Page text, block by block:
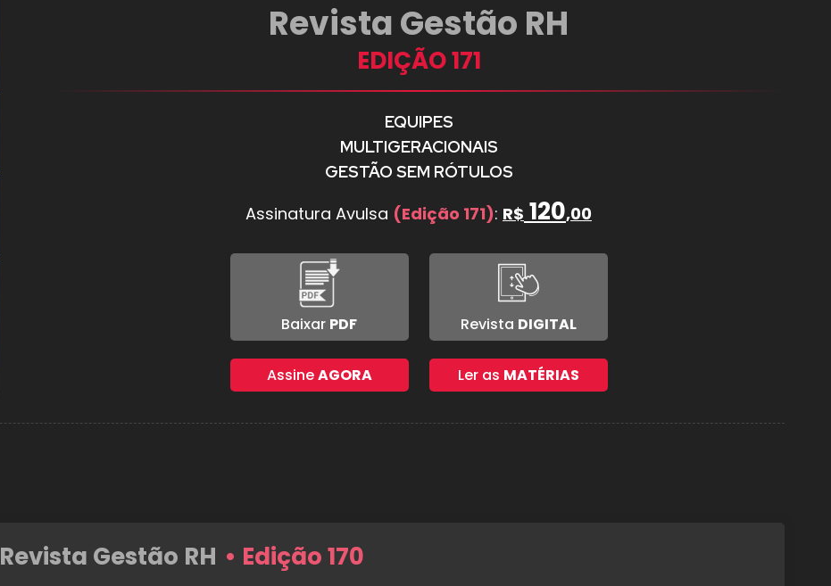
Revista Gestão RH
EDIÇÃO 171
EQUIPES
MULTIGERACIONAIS
GESTÃO SEM RÓTULOS
Assinatura Avulsa (Edição 171): R$ 120,00
Baixar PDF Revista DIGITAL
AssineAGORA Ler as MATÉRIAS
Revista Gestão RH • Edição 170